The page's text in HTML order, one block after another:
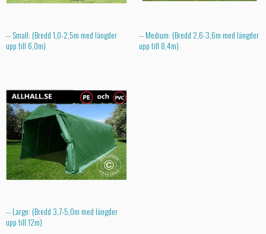
-- Small: (Bredd 1,0-2,5m med längder
upp till 6,0m)
-- Medium: (Bredd 2,6-3,6m med längder
upp till 8,4m)
-- Large: (Bredd 3,7-5,0m med längder
upp till 12m)